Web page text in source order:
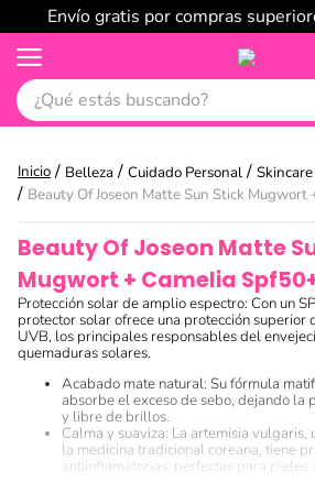
Envío gratis por compras
¿Qué estás buscando?
Belleza Cuidado Personal Skincare
Beauty Of Joseon Matte Sun Stick Mugwort
Beauty Of Joseon Matte
Mugwort + Camelia
Protección solar de amplio espectro: Con un
protector solar ofrece una protección superior
UVB, los principales responsables del
quemaduras solares.
Acabado mate natural: Su fórmula
absorbe el exceso de sebo, dejando la
y libre de brillos.
Calma y suaviza: La artemisia
la medicina tradicional coreana, tiene
antiinflamatorias, perfectas para pieles